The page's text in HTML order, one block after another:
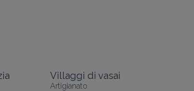
Villaggi di vasai
Artigianato